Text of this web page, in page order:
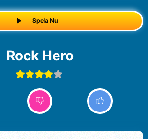
Spela Nu
Rock Hero